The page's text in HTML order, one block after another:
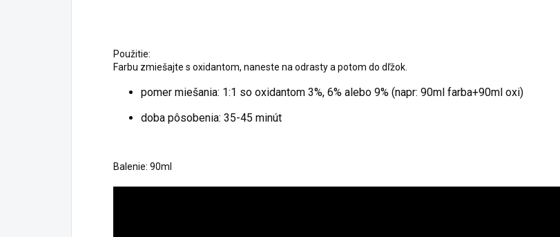
Použitie:
Farbu zmiešajte s oxidantom, naneste na odrasty a potom do dľžok.
pomer miešania: 1:1 so oxidantom 3%, 6% alebo 9% (napr: 90ml farba+90ml oxi)
doba pôsobenia: 35-45 minút
Balenie: 90ml